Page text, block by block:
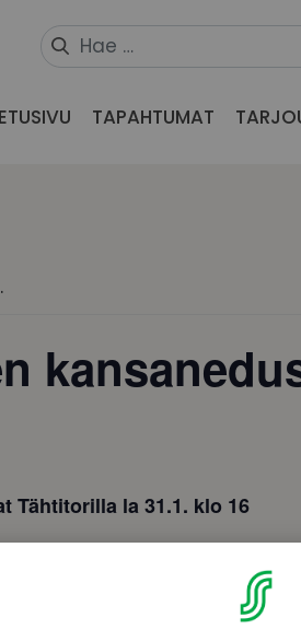
ETUSIVU TAPAHTUMAT
Tähtitorilla la 31.1. klo 16
eduskuntaryhmän
Oskari Valtola ja Tere